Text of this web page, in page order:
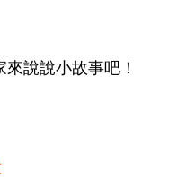
說說小故事吧！